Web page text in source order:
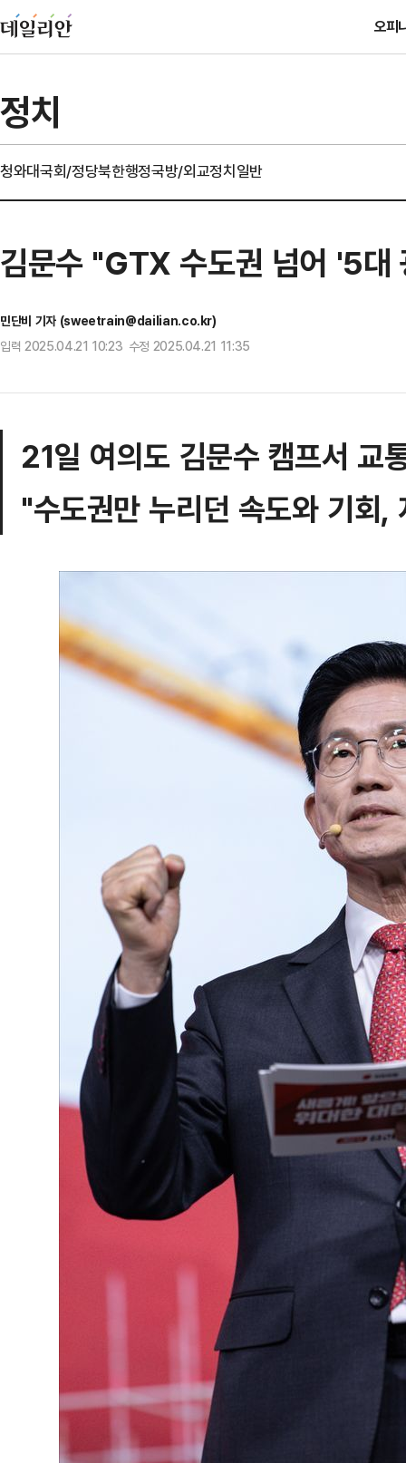
오피
정치
청와대국회/정당북한행정국방/외교정치일반
김문수 "GTX 수도권 넘어 '5대
민단비 기자 (sweetrain@dailian.co.kr)
입력 2025.04.21 10:23 수정 2025.04.21 11:35
21일 여의도 김문수 캠프서 교
"수도권만 누리던 속도와 기회,